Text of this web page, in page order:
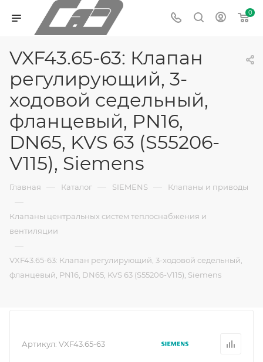
0
VXF43.65-63: Клапан
регулирующий, 3-
ходовой седельный,
фланцевый, PN16,
DN65, KVS 63 (S55206-
V115), Siemens
Главная — Каталог — SIEMENS — Клапаны и приводы
—
Клапаны центральных систем теплоснабжения и
вентиляции
—
VXF43.65-63: Клапан регулирующий, 3-ходовой седельный,
фланцевый, PN16, DN65, KVS 63 (S55206-V115), Siemens
Артикул: VXF43.65-63